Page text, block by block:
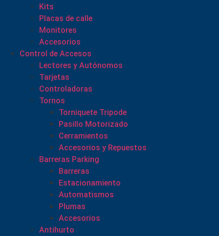
Kits
Placas de calle
Monitores
Accesorios
Control de Accesos
Lectores y Autónomos
Tarjetas
Controladoras
Tornos
Torniquete Tripode
Pasillo Motorizado
Cerramientos
Accesorios y Repuestos
Barreras Parking
Barreras
Estacionamiento
Automatismos
Plumas
Accesorios
Antihurto